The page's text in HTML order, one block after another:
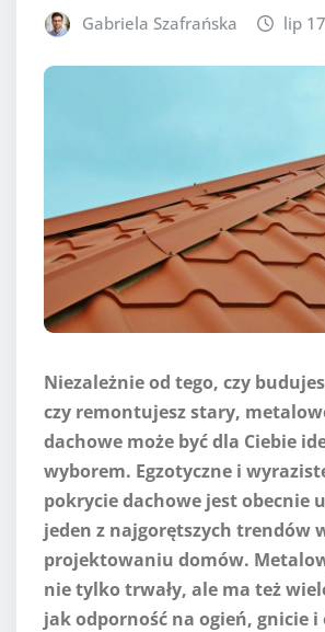
Gabriela Szafrańska lip
Niezależnie od tego, czy
czy remontujesz stary,
dachowe może być dla Ciebie
wyborem. Egzotyczne i
pokrycie dachowe jest obecnie
jeden z najgorętszych trendów
projektowaniu domów.
nie tylko trwały, ale ma też
jak odporność na ogień, gnicie